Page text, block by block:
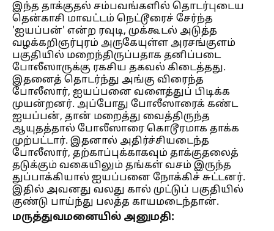
இந்த தாக்குதல் சம்பவங்களில் தொடர்புடைய
தென்காசி மாவட்டம் நெட்டூரைச் சேர்ந்த
'ஐயப்பன்' என்ற ரவுடி, முக்கூடல் அடுத்த
வழக்கறிஞர்புரம் அருகேயுள்ள அரசங்குளம்
பகுதியில் மறைந்திருப்பதாக தனிப்படை
போலீஸாருக்கு ரகசிய தகவல் கிடைத்தது.
இதனைத் தொடர்ந்து அங்கு விரைந்த
போலீஸார், ஐயப்பனை வளைத்துப் பிடிக்க
முயன்றனர். அப்போது போலீஸாரைக் கண்ட
ஐயப்பன், தான் மறைத்து வைத்திருந்த
ஆயுதத்தால் போலீஸாரை கொடூரமாக தாக்க
முற்பட்டார். இதனால் அதிர்ச்சியடைந்த
போலீஸார், தற்காப்புக்காகவும் தாக்குதலைத்
தடுக்கும் வகையிலும் தங்கள் வசம் இருந்த
துப்பாக்கியால் ஐயப்பனை நோக்கிச் சுட்டனர்.
இதில் அவனது வலது கால் முட்டுப் பகுதியில்
குண்டு பாய்ந்து பலத்த காயமடைந்தான்.
மருத்துவமனையில் அனுமதி: